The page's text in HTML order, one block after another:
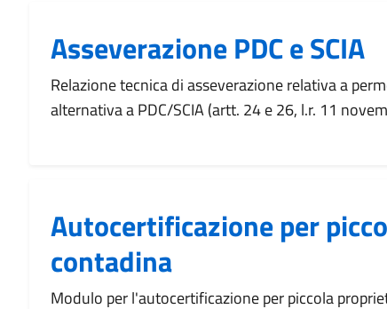
Asseverazione PDC e SCIA
Relazione tecnica di asseverazione relativa a
alternativa a PDC/SCIA (artt. 24 e 26, l.r. 11
Autocertificazione per
contadina
Modulo per l'autocertificazione per piccola